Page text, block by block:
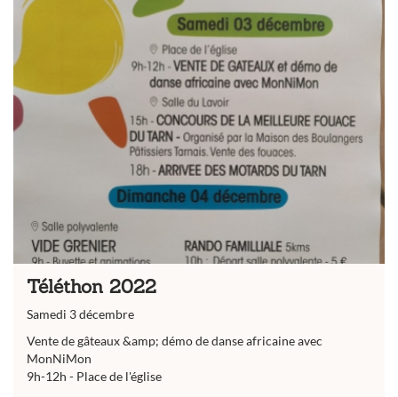
Téléthon 2022
Samedi 3 décembre
Vente de gâteaux &amp; démo de danse africaine avec
MonNiMon
9h-12h - Place de l'église